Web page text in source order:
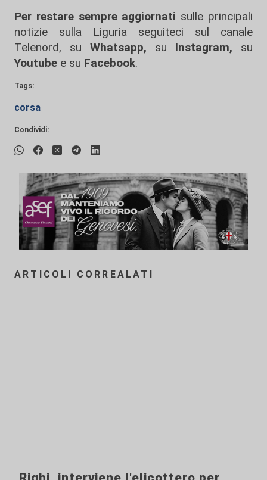
Per restare sempre aggiornati sulle principali
notizie sulla Liguria seguiteci sul canale
Telenord, su
Whatsapp, su Instagram, su
Youtube e su Facebook.
Tags:
corsa
Condividi:
ARTICOLI CORREALATI